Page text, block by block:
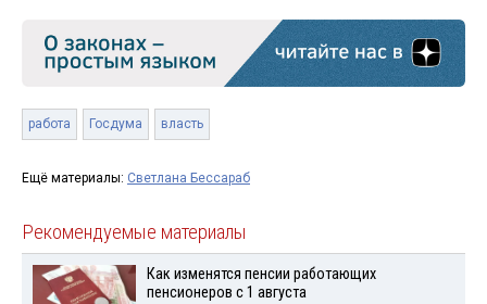
работа Госдума власть
Ещё материалы: Светлана Бессараб
Рекомендуемые материалы
Как изменятся пенсии работающих
пенсионеров с 1 августа